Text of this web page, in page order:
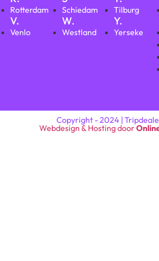
Rotterdam Schiedam Tilburg
V.
Venlo
W.
Westland
Y.
Yerseke
Copyright - 2024 |
Webdesign & Hosting door